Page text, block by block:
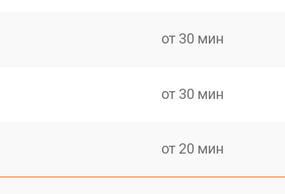
от 30 мин
от 30 мин
от 20 мин